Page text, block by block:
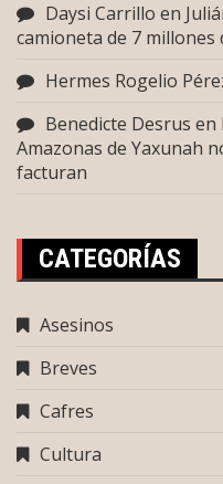
Daysi Carrillo en
camioneta de 7 millones
Hermes Rogelio
Benedicte Desrus en
Amazonas de Yaxunah
facturan
CATEGORÍAS
Asesinos
Breves
Cafres
Cultura